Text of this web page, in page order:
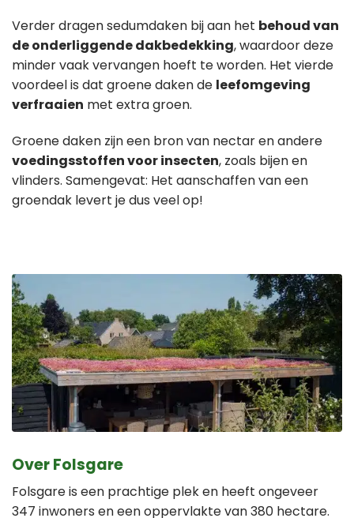
Verder dragen sedumdaken bij aan het behoud van
de onderliggende dakbedekking, waardoor deze
minder vaak vervangen hoeft te worden. Het vierde
voordeel is dat groene daken de leefomgeving
verfraaien met extra groen.
Groene daken zijn een bron van nectar en andere
voedingsstoffen voor insecten, zoals bijen en
vlinders. Samengevat: Het aanschaffen van een
groendak levert je dus veel op!
Over Folsgare
Folsgare is een prachtige plek en heeft ongeveer
347 inwoners en een oppervlakte van 380 hectare.